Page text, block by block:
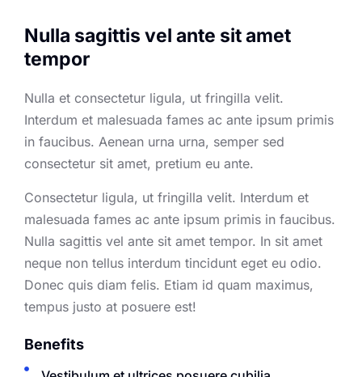
Nulla sagittis vel ante sit amet
tempor
Nulla et consectetur ligula, ut fringilla velit.
Interdum et malesuada fames ac ante ipsum primis
in faucibus. Aenean urna urna, semper sed
consectetur sit amet, pretium eu ante.
Consectetur ligula, ut fringilla velit. Interdum et
malesuada fames ac ante ipsum primis in faucibus.
Nulla sagittis vel ante sit amet tempor. In sit amet
neque non tellus interdum tincidunt eget eu odio.
Donec quis diam felis. Etiam id quam maximus,
tempus justo at posuere est!
Benefits